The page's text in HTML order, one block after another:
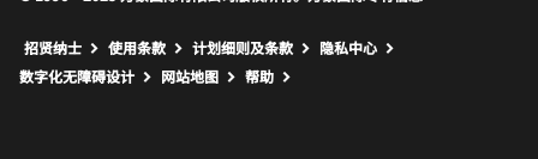
招贤纳士 使用条款 计划细则及条款
隐私中心
数字化无障碍设计
网站地图 打开新窗口
帮助